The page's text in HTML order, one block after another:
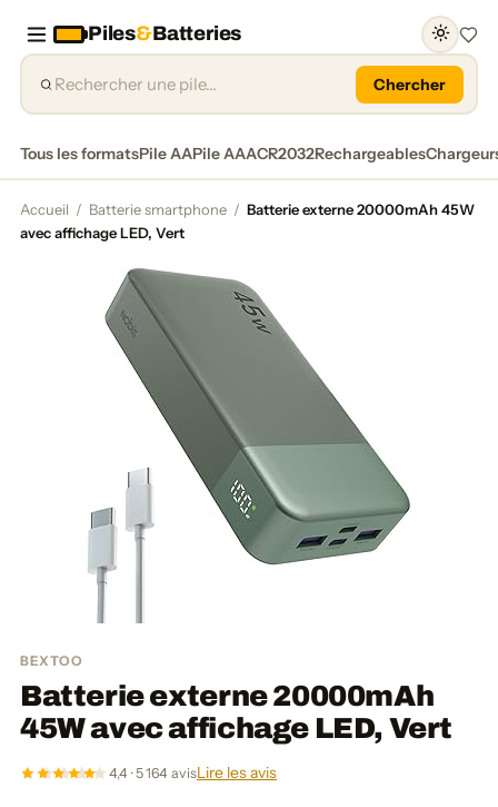
Piles&Batteries
Chercher
Tous les formatsPile AAPile AAACR2032Rechargeables
Accueil / Batterie smartphone / Batterie externe 20000mAh 45W
avec affichage LED, Vert
BEXTOO
Batterie externe 20000mAh
45W avec affichage LED, Vert
4,4 · 5 164 avisLire les avis